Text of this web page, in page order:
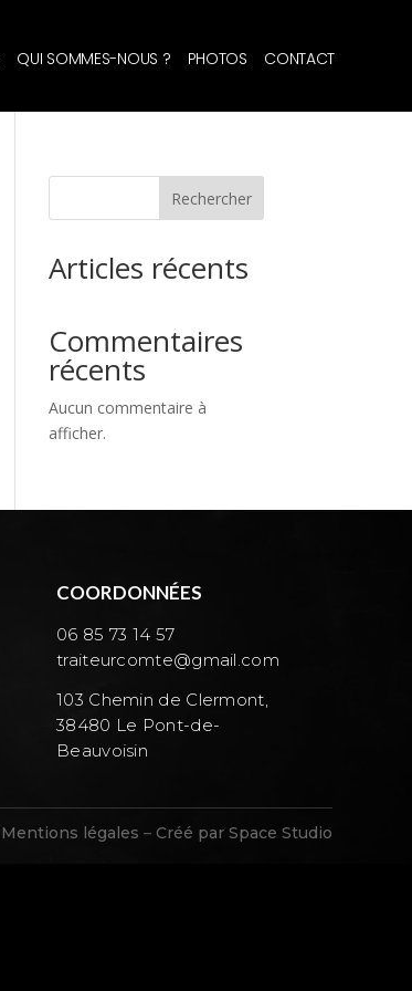
QUI SOMMES-NOUS ? PHOTOS CONTACT
Rechercher
Articles récents
Commentaires
récents
Aucun commentaire à
afficher.
COORDONNÉES
06 85 73 14 57
traiteurcomte@gmail.com
103 Chemin de Clermont,
38480 Le Pont-de-
Beauvoisin
Mentions légales – Créé par Space Studio